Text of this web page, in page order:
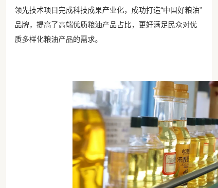
领先技术项目完成科技成果产业化，成功打造“中国好粮油”
品牌，提高了高端优质粮油产品占比，更好满足民众对优
质多样化粮油产品的需求。